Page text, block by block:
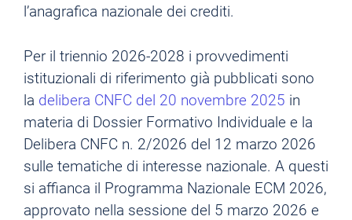
l’anagrafica nazionale dei crediti.
Per il triennio 2026-2028 i provvedimenti
istituzionali di riferimento già pubblicati sono
la delibera CNFC del 20 novembre 2025 in
materia di Dossier Formativo Individuale e la
Delibera CNFC n. 2/2026 del 12 marzo 2026
sulle tematiche di interesse nazionale. A questi
si affianca il Programma Nazionale ECM 2026,
approvato nella sessione del 5 marzo 2026 e